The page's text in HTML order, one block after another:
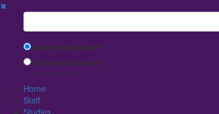
✖
Suchbegriff
Search with Google™
Use Internal Search
(limited result quality)
Home
Staff
Studies